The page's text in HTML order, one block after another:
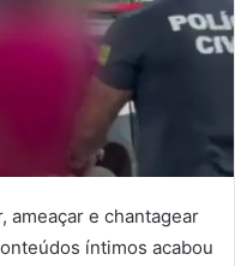
ameaçar e chantagear
íntimos acabou